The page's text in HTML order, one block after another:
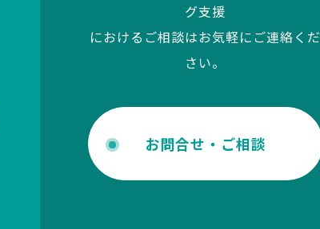
グ支援
におけるご相談はお気軽にご連絡くだ
さい。
お問合せ・ご相談